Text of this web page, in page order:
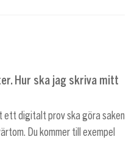
Hur ska jag skriva mitt
ett digitalt prov ska göra saken
Du kommer till exempel